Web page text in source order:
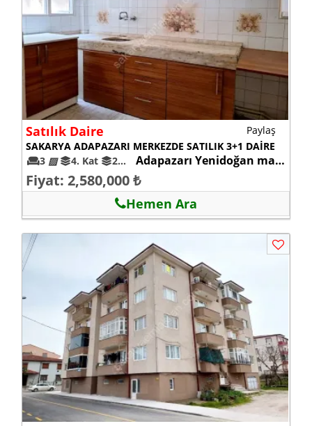
Satılık Daire
SAKARYA ADAPAZARI MERKEZDE SATILIK 3+1 DAİRE
3 ▨ 4. Kat 26+ Adapazarı Yenidoğan mah.
Fiyat: 2,580,000 ₺
Hemen Ara
Paylaş